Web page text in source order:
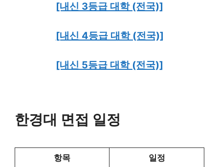
[내신 3등급 대학 (전국)]
[내신 4등급 대학 (전국)]
[내신 5등급 대학 (전국)]
한경대 면접 일정
항목 일정